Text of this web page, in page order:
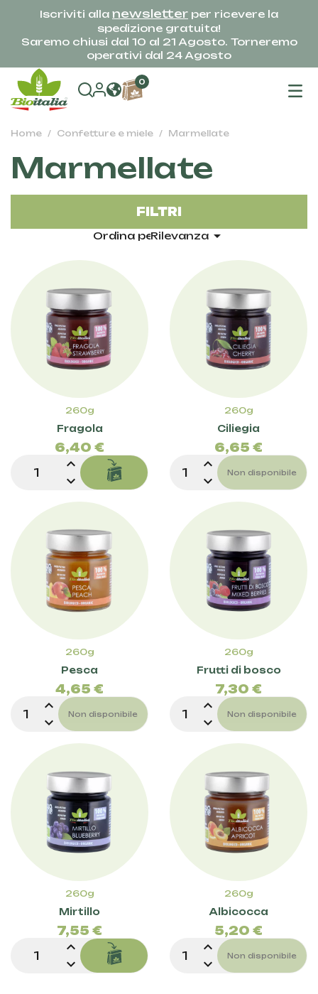
Iscriviti alla newsletter per ricevere la
spedizione gratuita!
Saremo chiusi dal 10 al 21 Agosto. Torneremo
operativi dal 24 Agosto
0
Home Confetture e miele Marmellate
Marmellate
Ordina per:Rilevanza
FILTRI
260g
Fragola
Prezzo
6,40 €
expand_less
expand_more
260g
Ciliegia
6,65 €
expand_less
expand_more
Non disponibile
260g
Pesca
Prezzo
4,65 €
expand_less
expand_more
Non disponibile
260g
Frutti di bosco
7,30 €
expand_less
expand_more
Non disponibile
260g
Mirtillo
Prezzo
7,55 €
expand_less
expand_more
260g
Albicocca
5,20 €
expand_less
expand_more
Non disponibile